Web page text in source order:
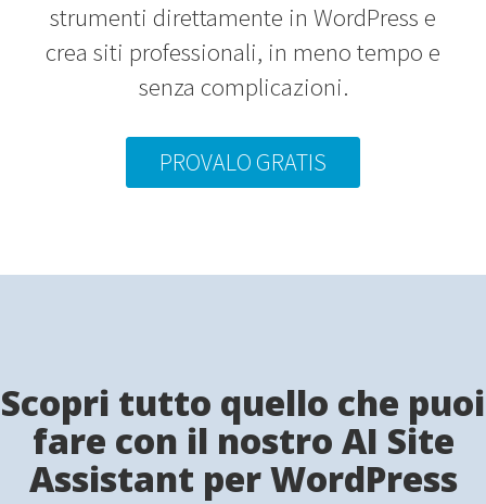
strumenti direttamente in WordPress e
crea siti professionali, in meno tempo e
senza complicazioni.
PROVALO GRATIS
Scopri tutto quello che puoi
fare con il nostro AI Site
Assistant per WordPress